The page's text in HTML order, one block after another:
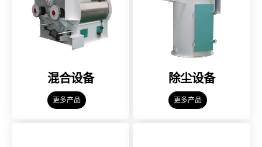
混合设备
更多产品
除尘设备
更多产品